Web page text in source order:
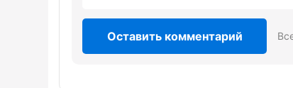
Оставить комментарий